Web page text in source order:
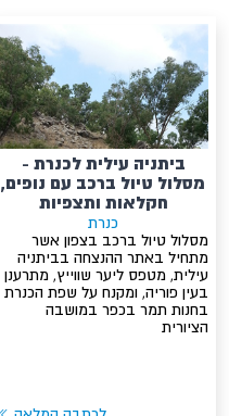
ביתניה עילית לכנרת -
מסלול טיול ברכב עם נופים,
חקלאות ותצפיות
כנרת
מסלול טיול ברכב בצפון אשר
מתחיל באתר ההנצחה בביתניה
עילית, מטפס ליער שווייץ, מתרענן
בעין פוריה, ומקנח על שפת הכנרת
בחנות תמר בכפר במושבה
הציורית